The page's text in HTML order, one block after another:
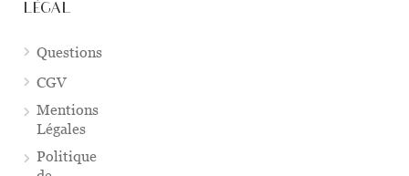
LÉGAL
Questions
CGV
Mentions
Légales
Politique